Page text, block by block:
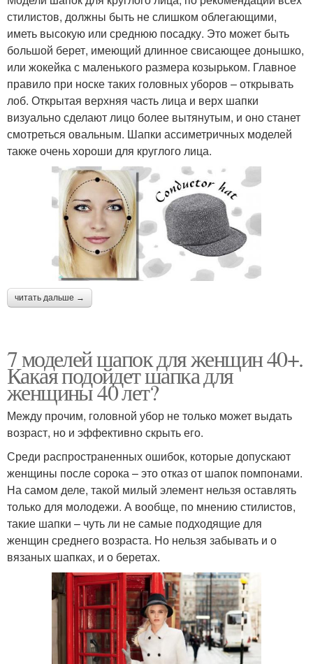
стилистов, должны быть не слишком облегающими,
иметь высокую или среднюю посадку. Это может быть
большой берет, имеющий длинное свисающее донышко,
или жокейка с маленького размера козырьком. Главное
правило при носке таких головных уборов – открывать
лоб. Открытая верхняя часть лица и верх шапки
визуально сделают лицо более вытянутым, и оно станет
смотреться овальным. Шапки ассиметричных моделей
также очень хороши для круглого лица.
читать дальше →
7 моделей шапок для женщин 40+.
Какая подойдет шапка для
женщины 40 лет?
Между прочим, головной убор не только может выдать
возраст, но и эффективно скрыть его.
Среди распространенных ошибок, которые допускают
женщины после сорока – это отказ от шапок помпонами.
На самом деле, такой милый элемент нельзя оставлять
только для молодежи. А вообще, по мнению стилистов,
такие шапки – чуть ли не самые подходящие для
женщин среднего возраста. Но нельзя забывать и о
вязаных шапках, и о беретах.